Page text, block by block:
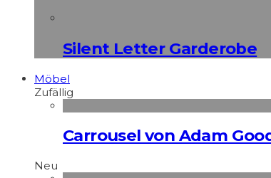
Silent Letter Garderobe
Möbel
Zufällig
Carrousel von Adam
Neu